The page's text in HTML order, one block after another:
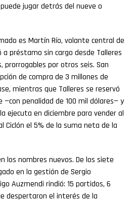
jugar detrás del nueve o
es Martín Río, volante central de
préstamo sin cargo desde Talleres
prorrogables por otros seis. San
de compra de 3 millones de
mientras que Talleres se reservó
—con penalidad de 100 mil dólares— y
ejecuta en diciembre para vender al
Ciclón el 5% de la suma neta de la
los nombres nuevos. De los siete
en la gestión de Sergio
Auzmendi rindió: 15 partidos, 6
despertaron el interés de la